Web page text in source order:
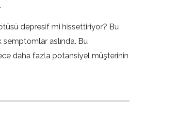
depresif mi hissettiriyor? Bu
semptomlar aslında. Bu
daha fazla potansiyel müşterinin